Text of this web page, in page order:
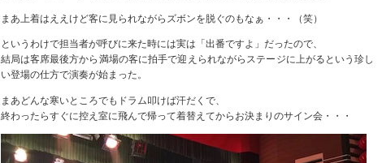
まあ上着はええけど客に見られながらズボンを脱ぐのもなぁ・・・（笑）
というわけで担当者が呼びに来た時には実は「出番ですよ」だったので、
結局は客席最後方から満場の客に拍手で迎えられながらステージに上がるという珍し
い登場の仕方で演奏が始まった。
まあどんな寒いところでもドラム叩けば汗だくで、
終わったらすぐに控え室に飛んで帰って着替えてからお決まりのサイン会・・・